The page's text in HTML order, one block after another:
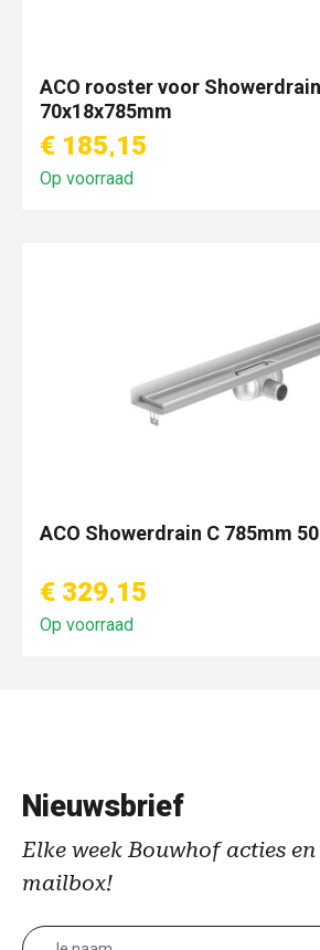
ACO rooster voor
70x18x785mm
€ 185,15
Op voorraad
ACO Showerdrain C 785mm
€ 329,15
Op voorraad
Nieuwsbrief
Elke week Bouwhof acties
mailbox!